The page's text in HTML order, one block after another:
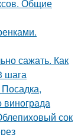
Общие
сажать. Как
шага
сок